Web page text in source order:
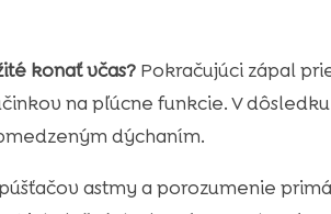
konať včas?Pokračujúci zápal
na pľúcne funkcie. V
dýchaním.
astmy a porozumenie